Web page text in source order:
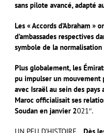
sans pilote avancé, adapté
Les « Accords d’Abraham »
d’ambassades respectives
symbole de la
Plus globalement, les
pu impulser un mouvement
avec Israël au sein des
Maroc officialisait ses
Soudan en janvier 2021″.